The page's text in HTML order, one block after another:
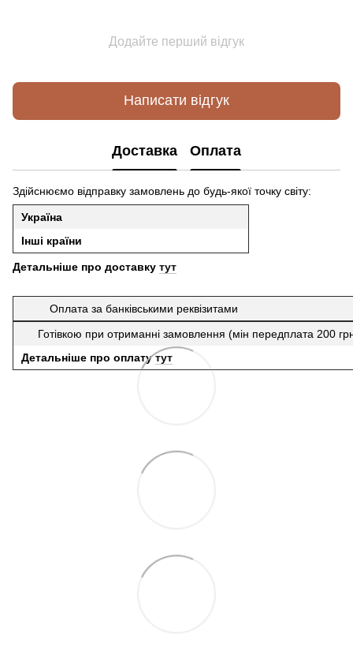
Додайте перший відгук
Написати відгук
Доставка Оплата
Здійснюємо відправку замовлень до будь-якої точку світу:
Україна
Інші країни
Детальніше про доставку тут
Оплата за банківськими реквізитами
Готівкою при отриманні замовлення (мін передплата 200
Детальніше про оплатутут